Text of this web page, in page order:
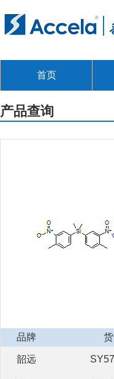
首页
产品查询
品牌
韶远